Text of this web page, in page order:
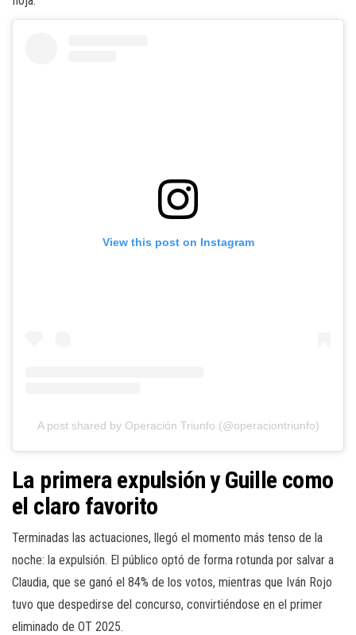
View this post on Instagram
A post shared by Operación Triunfo (@operaciontriunfo)
La primera expulsión y Guille como
el claro favorito
Terminadas las actuaciones, llegó el momento más tenso de la
noche: la expulsión. El público optó de forma rotunda por salvar a
Claudia, que se ganó el 84% de los votos, mientras que Iván Rojo
tuvo que despedirse del concurso, convirtiéndose en el primer
eliminado de OT 2025.